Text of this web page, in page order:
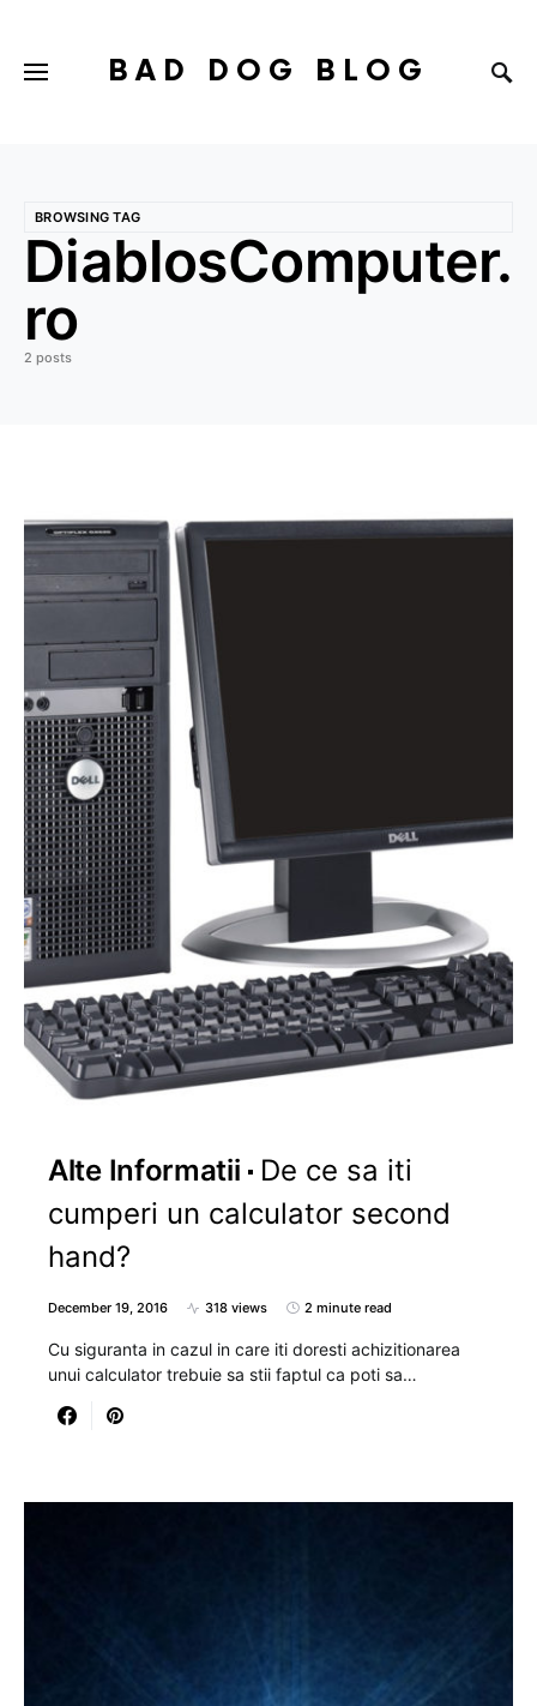
BAD DOG BLOG
BROWSING TAG
DiablosComputer.
ro
2 posts
Alte Informatii
De ce sa iti
cumperi un calculator second
hand?
December 19, 2016 318 views 2 minute read
Cu siguranta in cazul in care iti doresti achizitionarea
unui calculator trebuie sa stii faptul ca poti sa…